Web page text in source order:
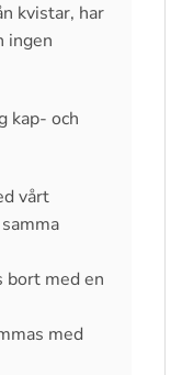
kvistar, har
ingen
kap- och
vårt
bort med en
med